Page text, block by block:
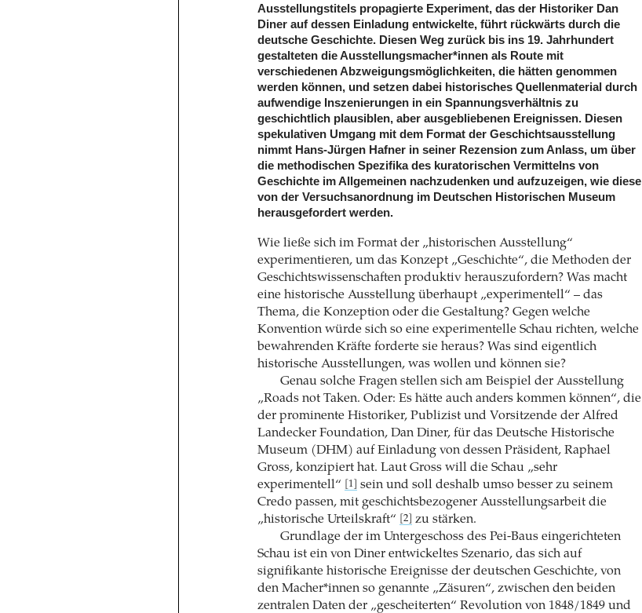
Ausstellungstitels propagierte Experiment, das der Historiker Dan
Diner auf dessen Einladung entwickelte, führt rückwärts durch die
deutsche Geschichte. Diesen Weg zurück bis ins 19. Jahrhundert
gestalteten die Ausstellungsmacher*innen als Route mit
verschiedenen Abzweigungsmöglichkeiten, die hätten genommen
werden können, und setzen dabei historisches Quellenmaterial durch
aufwendige Inszenierungen in ein Spannungsverhältnis zu
geschichtlich plausiblen, aber ausgebliebenen Ereignissen. Diesen
spekulativen Umgang mit dem Format der Geschichtsausstellung
nimmt Hans-Jürgen Hafner in seiner Rezension zum Anlass, um über
die methodischen Spezifika des kuratorischen Vermittelns von
Geschichte im Allgemeinen nachzudenken und aufzuzeigen, wie diese
von der Versuchsanordnung im Deutschen Historischen Museum
herausgefordert werden.
Wie ließe sich im Format der „historischen Ausstellung“
experimentieren, um das Konzept „Geschichte“, die Methoden der
Geschichtswissenschaften produktiv herauszufordern? Was macht
eine historische Ausstellung überhaupt „experimentell“ – das
Thema, die Konzeption oder die Gestaltung? Gegen welche
Konvention würde sich so eine experimentelle Schau richten, welche
bewahrenden Kräfte forderte sie heraus? Was sind eigentlich
historische Ausstellungen, was wollen und können sie?
Genau solche Fragen stellen sich am Beispiel der Ausstellung
„Roads not Taken. Oder: Es hätte auch anders kommen können“, die
der prominente Historiker, Publizist und Vorsitzende der Alfred
Landecker Foundation, Dan Diner, für das Deutsche Historische
Museum (DHM) auf Einladung von dessen Präsident, Raphael
Gross, konzipiert hat. Laut Gross will die Schau „sehr
experimentell“
[1]
sein und soll deshalb umso besser zu seinem
Credo passen, mit geschichtsbezogener Ausstellungsarbeit die
„historische Urteilskraft“
[2]
zu stärken.
Grundlage der im Untergeschoss des Pei-Baus eingerichteten
Schau ist ein von Diner entwickeltes Szenario, das sich auf
signifikante historische Ereignisse der deutschen Geschichte, von
den Macher*innen so genannte „Zäsuren“, zwischen den beiden
zentralen Daten der „gescheiterten“ Revolution von 1848/1849 und